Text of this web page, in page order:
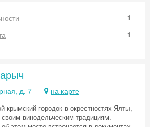
1
1
д. 7 на карте
городок в окрестностях Ялты,
винодельческим традициям.